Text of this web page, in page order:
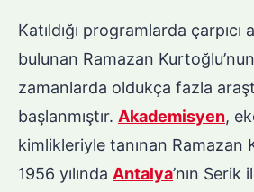
Katıldığı programlarda çarpıcı
bulunan Ramazan
zamanlarda oldukça fazla
başlanmıştır. Akademisyen,
kimlikleriyle tanınan Ramazan
1956 yılında Antalya’nın Serik